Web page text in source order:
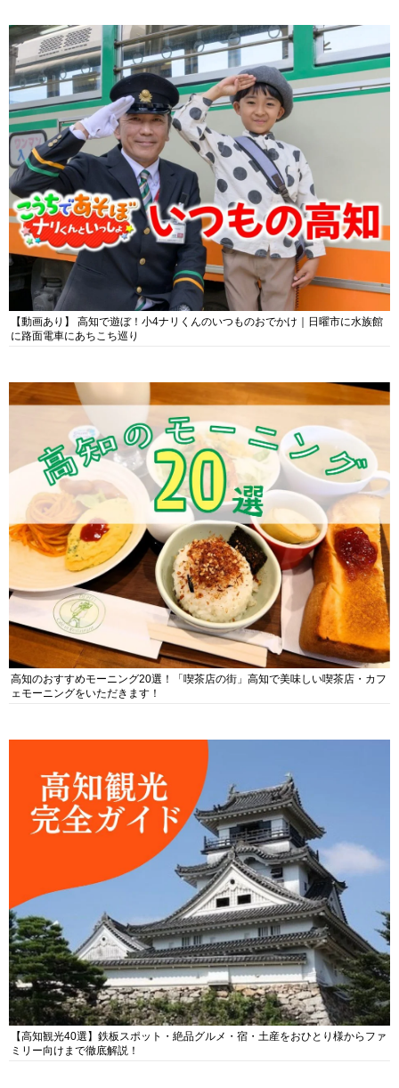
【動画あり】 高知で遊ぼ！小4ナリくんのいつものおでかけ｜日曜市に水族館
に路面電車にあちこち巡り
高知のおすすめモーニング20選！「喫茶店の街」高知で美味しい喫茶店・カフ
ェモーニングをいただきます！
【高知観光40選】鉄板スポット・絶品グルメ・宿・土産をおひとり様からファ
ミリー向けまで徹底解説！